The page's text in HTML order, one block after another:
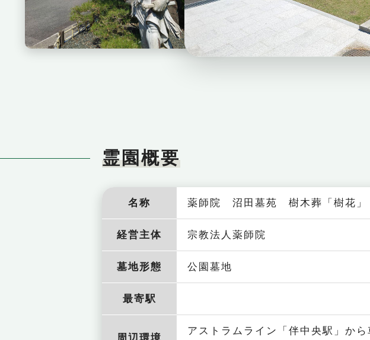
霊園概要
名称 薬師院 沼田墓苑 樹木葬「樹花」
経営主体 宗教法人薬師院
墓地形態 公園墓地
最寄駅
アストラムライ